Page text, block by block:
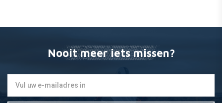
Nooit meer iets missen?